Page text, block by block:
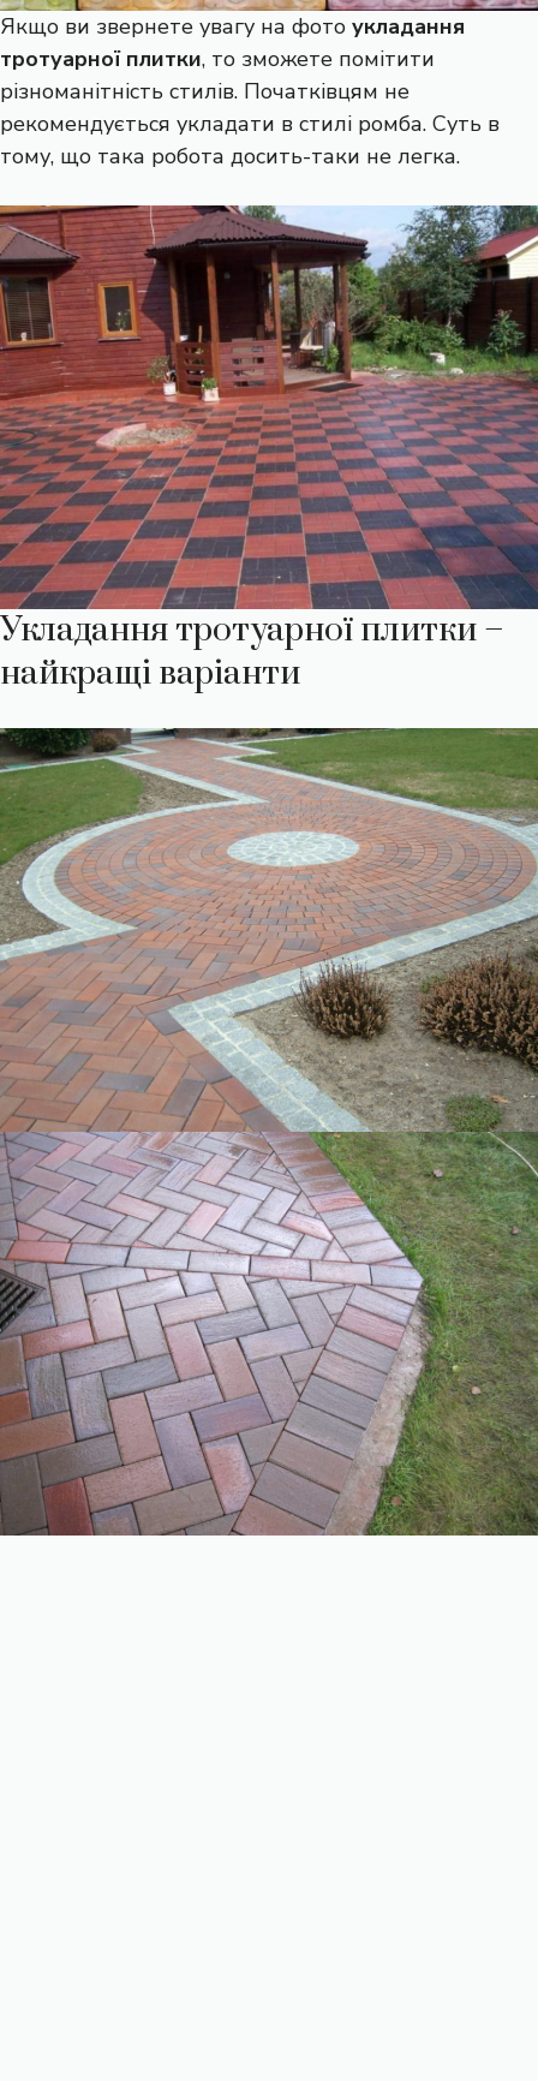
Якщо ви звернете увагу на фото укладання
тротуарної плитки, то зможете помітити
різноманітність стилів. Початківцям не
рекомендується укладати в стилі ромба. Суть в
тому, що така робота досить-таки не легка.
Укладання тротуарної плитки –
найкращі варіанти